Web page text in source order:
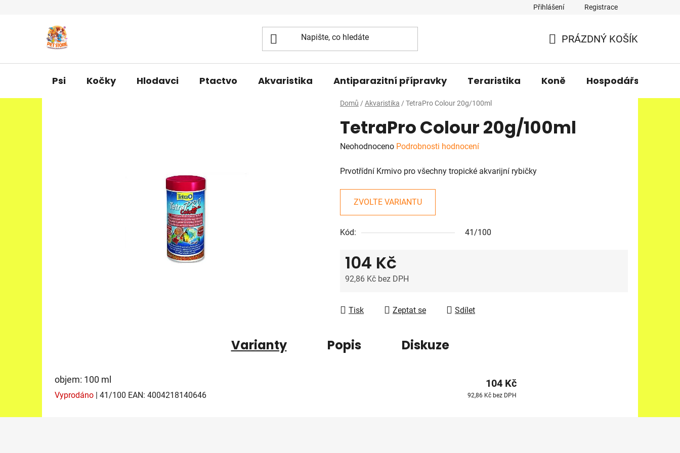
Přihlášení Registrace
KOŠÍK
PRÁZDNÝ KOŠÍK
Psi Kočky Hlodavci Ptactvo Akvaristika Antiparazitní přípravky Teraristika Koně Hospodářská
Domů / Akvaristika / TetraPro Colour 20g/100ml
TetraPro Colour 20g/100ml
Průměrné
produktu
z
5
Neohodnoceno Podrobnosti hodnocení
Prvotřídní Krmivo pro všechny tropické akvarijní rybičky
ZVOLTE VARIANTU
Kód: 41/100
104 Kč
92,86 Kč bez DPH
Tisk
Zeptat se Sdílet
Varianty Popis Diskuze
objem: 100 ml
Vyprodáno | 41/100 EAN: 4004218140646
104 Kč
92,86 Kč bez DPH